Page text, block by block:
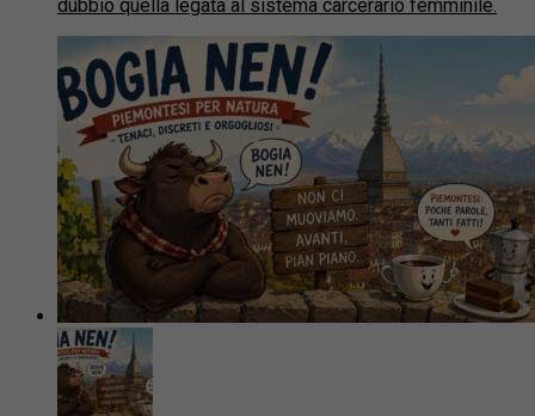
dubbio quella legata al sistema carcerario femminile.